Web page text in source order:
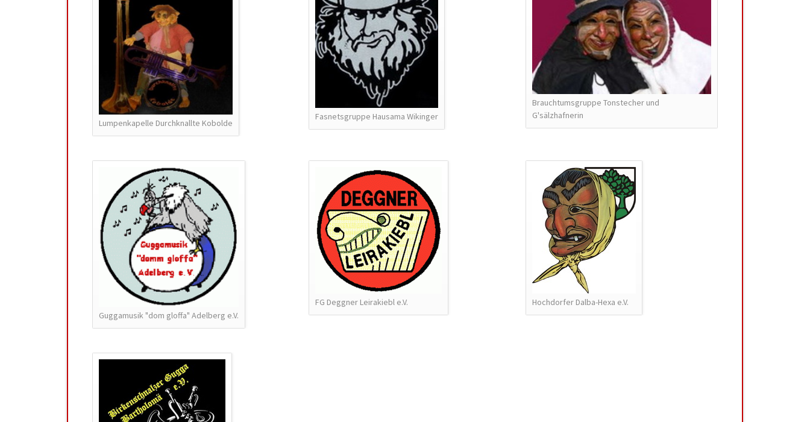
Lumpenkapelle Durchknallte Kobolde
Fasnetsgruppe Hausama Wikinger
Brauchtumsgruppe Tonstecher und
G'sälzhafnerin
Guggamusik "dom gloffa" Adelberg e.V.
FG Deggner Leirakiebl e.V. Hochdorfer Dalba-Hexa e.V.